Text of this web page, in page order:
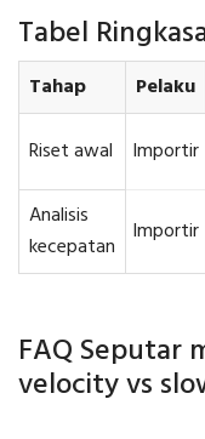
Tabel
Tahap Pelaku
Riset awal Importir
Analisis
kecepatan
Importir
FAQ Seputar
velocity vs